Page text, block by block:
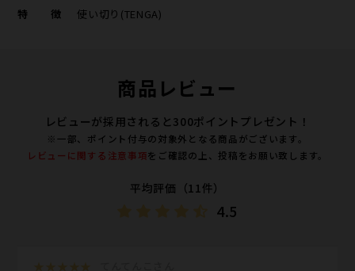
特徴
使い切り(TENGA)
商品レビュー
レビューが採用されると300ポイントプレゼント！
※一部、ポイント付与の対象外となる商品がございます。
レビューに関する注意事項をご確認の上、投稿をお願い致します。
平均評価（11件）
4.5